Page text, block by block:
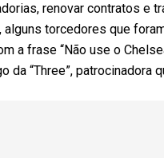
renovar contratos e
torcedores que
a frase “Não use o
da “Three”, patrocinadora